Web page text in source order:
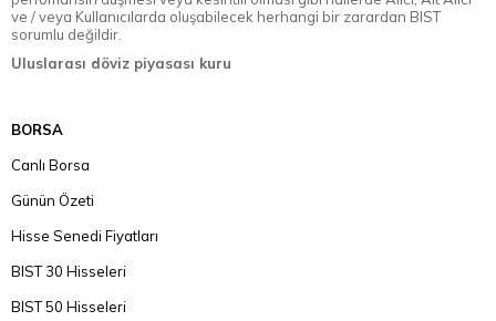
ve / veya Kullanıcılarda oluşabilecek herhangi bir zarardan BIST
sorumlu değildir.
Uluslarası döviz piyasası kuru
BORSA
Canlı Borsa
Günün Özeti
Hisse Senedi Fiyatları
BIST 30 Hisseleri
BIST 50 Hisseleri